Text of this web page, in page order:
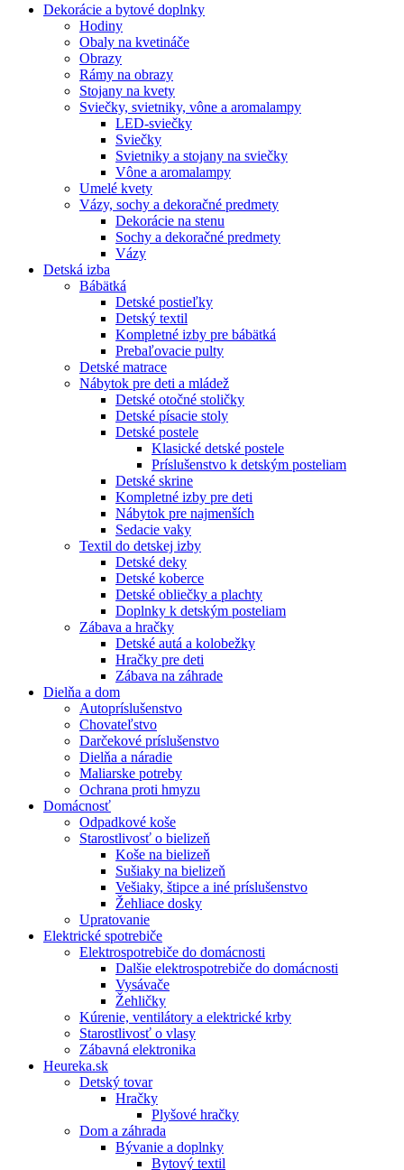
Dekorácie a bytové doplnky
Hodiny
Obaly na kvetináče
Obrazy
Rámy na obrazy
Stojany na kvety
Sviečky, svietniky, vône a aromalampy
LED-sviečky
Sviečky
Svietniky a stojany na sviečky
Vône a aromalampy
Umelé kvety
Vázy, sochy a dekoračné predmety
Dekorácie na stenu
Sochy a dekoračné predmety
Vázy
Detská izba
Bábätká
Detské postieľky
Detský textil
Kompletné izby pre bábätká
Prebaľovacie pulty
Detské matrace
Nábytok pre deti a mládež
Detské otočné stoličky
Detské písacie stoly
Detské postele
Klasické detské postele
Príslušenstvo k detským posteliam
Detské skrine
Kompletné izby pre deti
Nábytok pre najmenších
Sedacie vaky
Textil do detskej izby
Detské deky
Detské koberce
Detské obliečky a plachty
Doplnky k detským posteliam
Zábava a hračky
Detské autá a kolobežky
Hračky pre deti
Zábava na záhrade
Dielňa a dom
Autopríslušenstvo
Chovateľstvo
Darčekové príslušenstvo
Dielňa a náradie
Maliarske potreby
Ochrana proti hmyzu
Domácnosť
Odpadkové koše
Starostlivosť o bielizeň
Koše na bielizeň
Sušiaky na bielizeň
Vešiaky, štipce a iné príslušenstvo
Žehliace dosky
Upratovanie
Elektrické spotrebiče
Elektrospotrebiče do domácnosti
Dalšie elektrospotrebiče do domácnosti
Vysávače
Žehličky
Kúrenie, ventilátory a elektrické krby
Starostlivosť o vlasy
Zábavná elektronika
Heureka.sk
Detský tovar
Hračky
Plyšové hračky
Dom a záhrada
Bývanie a doplnky
Bytový textil